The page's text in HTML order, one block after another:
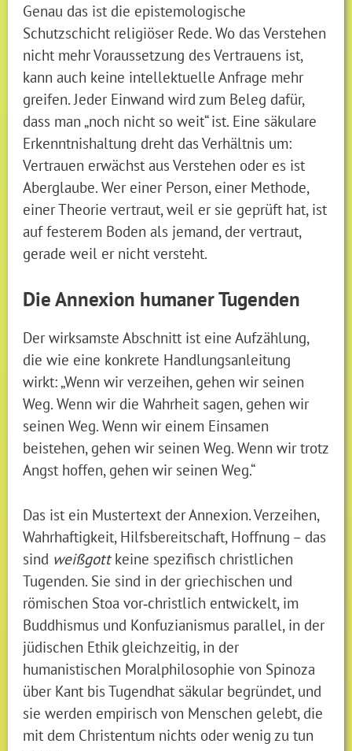
Genau das ist die epistemologische
Schutzschicht religiöser Rede. Wo das Verstehen
nicht mehr Voraussetzung des Vertrauens ist,
kann auch keine intellektuelle Anfrage mehr
greifen. Jeder Einwand wird zum Beleg dafür,
dass man „noch nicht so weit“ ist. Eine säkulare
Erkenntnishaltung dreht das Verhältnis um:
Vertrauen erwächst aus Verstehen oder es ist
Aberglaube. Wer einer Person, einer Methode,
einer Theorie vertraut, weil er sie geprüft hat, ist
auf festerem Boden als jemand, der vertraut,
gerade weil er nicht versteht.
Die Annexion humaner Tugenden
Der wirksamste Abschnitt ist eine Aufzählung,
die wie eine konkrete Handlungsanleitung
wirkt: „Wenn wir verzeihen, gehen wir seinen
Weg. Wenn wir die Wahrheit sagen, gehen wir
seinen Weg. Wenn wir einem Einsamen
beistehen, gehen wir seinen Weg. Wenn wir trotz
Angst hoffen, gehen wir seinen Weg.“
Das ist ein Mustertext der Annexion. Verzeihen,
Wahrhaftigkeit, Hilfsbereitschaft, Hoffnung – das
sind weißgott keine spezifisch christlichen
Tugenden. Sie sind in der griechischen und
römischen Stoa vor‑christlich entwickelt, im
Buddhismus und Konfuzianismus parallel, in der
jüdischen Ethik gleichzeitig, in der
humanistischen Moralphilosophie von Spinoza
über Kant bis Tugendhat säkular begründet, und
sie werden empirisch von Menschen gelebt, die
mit dem Christentum nichts oder wenig zu tun